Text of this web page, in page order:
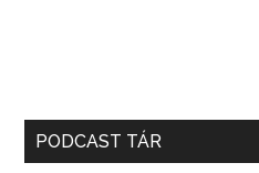
PODCAST TÁR